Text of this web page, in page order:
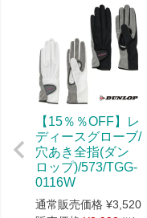
【15％％OFF】レ
ディースグローブ/
穴あき全指(ダン
ロップ)/573/TGG-
0116W
通常販売価格 ¥3,520